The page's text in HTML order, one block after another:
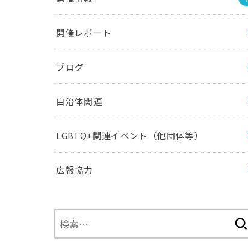
開催レポート
ブログ
自治体関連
LGBTQ+関連イベント（他団体等）
広報協力